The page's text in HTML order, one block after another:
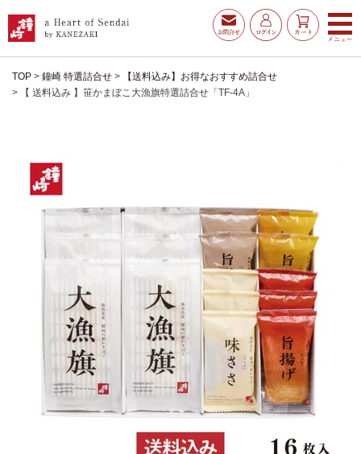
お得な夏ギフト 大漁旗特選詰合せ
福袋
お魚たんぱくわんぱくセ
ット
お誕生日祝い・長寿祝い ごはんのおとも
TOP 鐘崎 特選詰合せ
【送料込み】お得なおすすめ詰合せ
【 送料込み 】笹かまぼこ大漁旗特選詰合せ「TF-4A」